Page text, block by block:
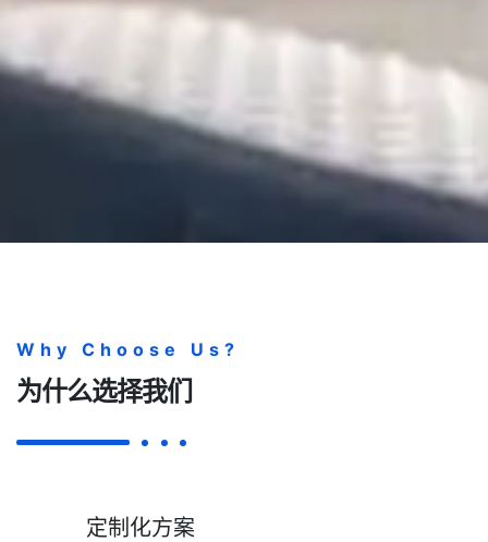
Why Choose Us?
为什么选择我们
定制化方案